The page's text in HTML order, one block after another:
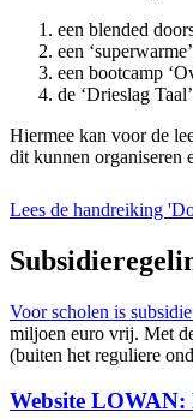
een blended
een
een bootcamp
de ‘Drieslag
Hiermee kan voor de
dit kunnen organiseren
Lees de handreiking
Voor scholen is
miljoen euro vrij. Met
(buiten het reguliere
Website